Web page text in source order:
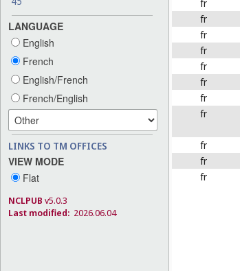
LANGUAGE
English
French
English/French
French/English
LINKS TO TM OFFICES
VIEW MODE
Flat
NCLPUB v5.0.3
Last modified: 2026.06.04
fr
fr
fr
fr
fr
fr
fr
fr
fr
fr
fr